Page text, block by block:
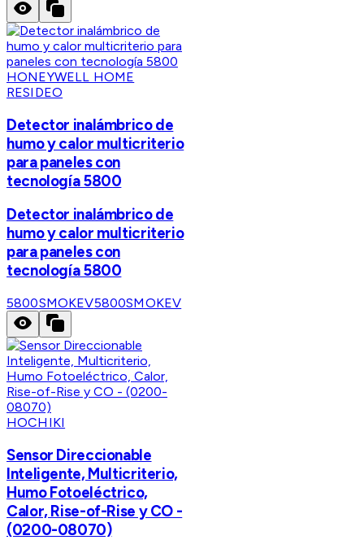
HONEYWELL HOME
RESIDEO
Detector inalámbrico de
humo y calor multicriterio
para paneles con
tecnología 5800
Detector inalámbrico de
humo y calor multicriterio
para paneles con
tecnología 5800
5800SMOKEV5800SMOKEV
HOCHIKI
Sensor Direccionable
Inteligente, Multicriterio,
Humo Fotoeléctrico,
Calor, Rise-of-Rise y CO -
(0200-08070)